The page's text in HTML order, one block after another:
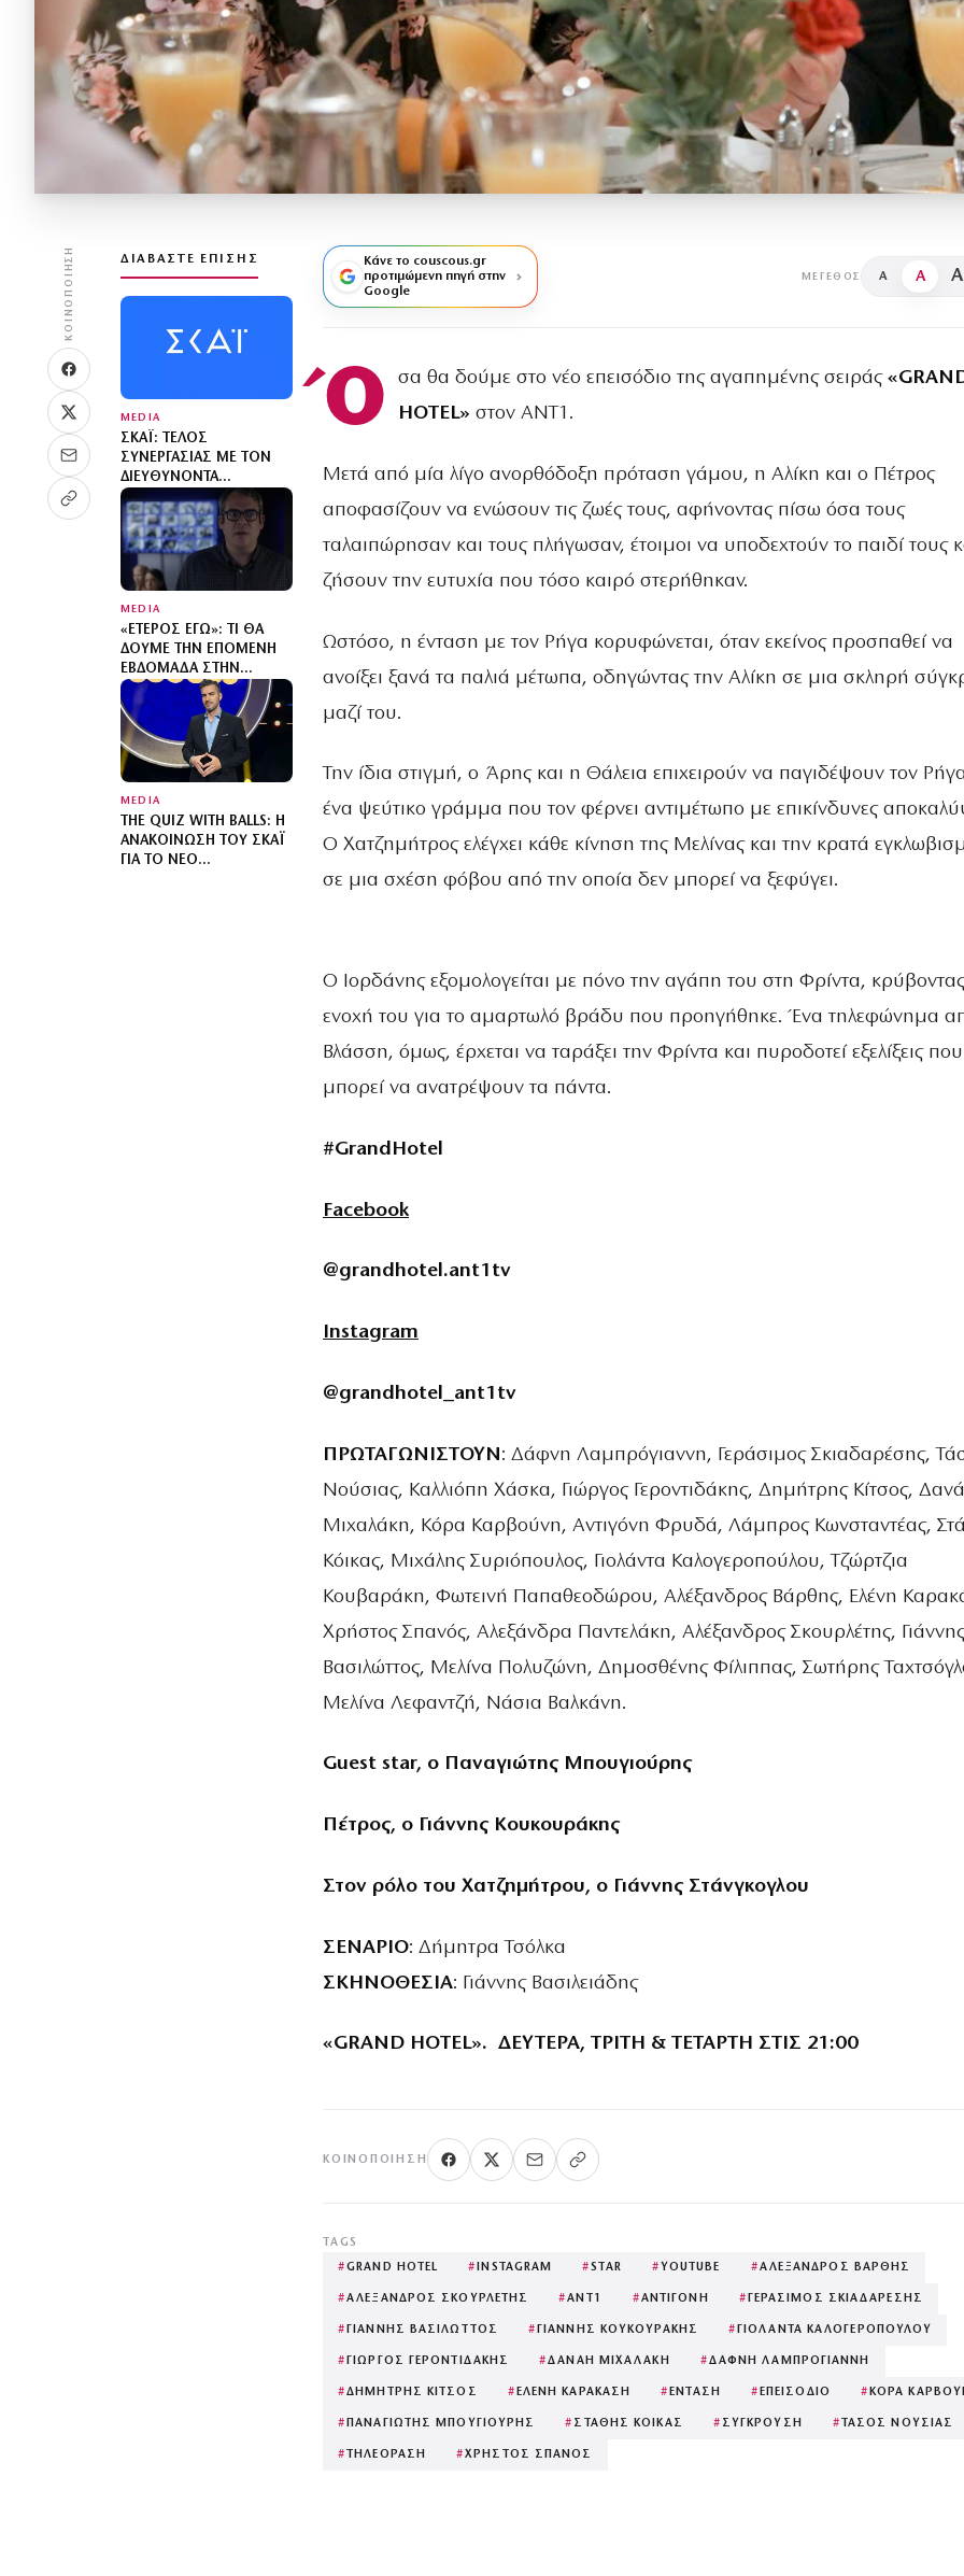
ΚΟΙΝΟΠΟΊΗΣΗ ΔΙΑΒΆΣΤΕ ΕΠΊΣΗΣ
MEDIA
ΣΚΑΪ: ΤΈΛΟΣ
ΣΥΝΕΡΓΑΣΊΑΣ ΜΕ ΤΟΝ
ΔΙΕΥΘΎΝΟΝΤΑ
ΣΎΜΒΟΥΛΟ ΓΡΗΓΌΡΗ
ΔΗΜΗΤΡΙΆΔΗ
MEDIA
«ΈΤΕΡΟΣ ΕΓΏ»: ΤΙ ΘΑ
ΔΟΎΜΕ ΤΗΝ ΕΠΌΜΕΝΗ
ΕΒΔΟΜΆΔΑ ΣΤΗΝ
ΑΣΤΥΝΟΜΙΚΉ ΣΕΙΡΆ
ΜΥΣΤΗΡΊΟΥ
MEDIA
THE QUIZ WITH BALLS: Η
ΑΝΑΚΟΊΝΩΣΗ ΤΟΥ ΣΚΑΪ
ΓΙΑ ΤΟ ΝΈΟ
Κάνε το couscous.gr
προτιμώμενη πηγή στην
Google
ΜΈΓΕΘΟΣ A A A
Ό σα θα δούμε στο νέο επεισόδιο της αγαπημένης σειράς
HOTEL» στον ΑΝΤ1.
Μετά από μία λίγο ανορθόδοξη πρόταση γάμου, η Αλίκη και ο Πέτρος
αποφασίζουν να ενώσουν τις ζωές τους, αφήνοντας πίσω όσα τους
ταλαιπώρησαν και τους πλήγωσαν, έτοιμοι να υποδεχτούν το παιδί τους
ζήσουν την ευτυχία που τόσο καιρό στερήθηκαν.
Ωστόσο, η ένταση με τον Ρήγα κορυφώνεται, όταν εκείνος προσπαθεί να
ανοίξει ξανά τα παλιά μέτωπα, οδηγώντας την Αλίκη σε μια σκληρή
μαζί του.
Την ίδια στιγμή, ο Άρης και η Θάλεια επιχειρούν να παγιδέψουν τον
ένα ψεύτικο γράμμα που τον φέρνει αντιμέτωπο με επικίνδυνες
Ο Χατζημήτρος ελέγχει κάθε κίνηση της Μελίνας και την κρατά
σε μια σχέση φόβου από την οποία δεν μπορεί να ξεφύγει.
Ο Ιορδάνης εξομολογείται με πόνο την αγάπη του στη Φρίντα,
ενοχή του για το αμαρτωλό βράδυ που προηγήθηκε. Ένα τηλεφώνημα
Βλάσση, όμως, έρχεται να ταράξει την Φρίντα και πυροδοτεί εξελίξεις που
μπορεί να ανατρέψουν τα πάντα.
#GrandHotel
Facebook
@grandhotel.ant1tv
Instagram
@grandhotel_ant1tv
ΠΡΩΤΑΓΩΝΙΣΤΟΥΝ : Δάφνη Λαμπρόγιαννη, Γεράσιμος Σκιαδαρέσης,
Νούσιας, Καλλιόπη Χάσκα, Γιώργος Γεροντιδάκης, Δημήτρης Κίτσος,
Μιχαλάκη, Κόρα Καρβούνη, Αντιγόνη Φρυδά, Λάμπρος Κωνσταντέας,
Κόικας, Μιχάλης Συριόπουλος, Γιολάντα Καλογεροπούλου, Τζώρτζια
Κουβαράκη, Φωτεινή Παπαθεοδώρου, Αλέξανδρος Βάρθης, Ελένη
Χρήστος Σπανός, Αλεξάνδρα Παντελάκη, Αλέξανδρος Σκουρλέτης, Γιάννης
Βασιλώττος, Μελίνα Πολυζώνη, Δημοσθένης Φίλιππας, Σωτήρης
Μελίνα Λεφαντζή, Νάσια Βαλκάνη.
Guest star, ο Παναγιώτης Μπουγιούρης
Πέτρος, ο Γιάννης Κουκουράκης
Στον ρόλο του Χατζημήτρου, ο Γιάννης Στάνγκογλου
ΣΕΝΑΡΙΟ: Δήμητρα Τσόλκα
ΣΚΗΝΟΘΕΣΙΑ: Γιάννης Βασιλειάδης
«GRAND HOTEL». ΔΕΥΤΕΡΑ, ΤΡΙΤΗ & ΤΕΤΑΡΤΗ ΣΤΙΣ 21:00
ΚΟΙΝΟΠΟΊΗΣΗ
TAGS
#GRAND HOTEL #INSTAGRAM #STAR # YOUTUBE #ΑΛΕΞΑΝΔΡΟΣ ΒΑΡΘΗΣ
#ΑΛΕΞΑΝΔΡΟΣ ΣΚΟΥΡΛΕΤΗΣ #ΑΝΤ1 #ΑΝΤΙΓΟΝΗ #ΓΕΡΑΣΙΜΟΣ ΣΚΙΑΔΑΡΕΣΗΣ
#ΓΙΑΝΝΗΣ ΒΑΣΙΛΩΤΤΟΣ #ΓΙΑΝΝΗΣ ΚΟΥΚΟΥΡΑΚΗΣ #ΓΙΟΛΑΝΤΑ ΚΑΛΟΓΕΡΟΠΟΥΛΟΥ
#ΓΙΩΡΓΟΣ ΓΕΡΟΝΤΙΔΑΚΗΣ #ΔΑΝΑΗ ΜΙΧΑΛΑΚΗ #ΔΑΦΝΗ ΛΑΜΠΡΟΓΙΑΝΝΗ
#ΔΗΜΗΤΡΗΣ ΚΙΤΣΟΣ #ΕΛΕΝΗ ΚΑΡΑΚΑΣΗ #ΕΝΤΑΣΗ #ΕΠΕΙΣΟΔΙΟ #ΚΟΡΑ
#ΠΑΝΑΓΙΩΤΗΣ ΜΠΟΥΓΙΟΥΡΗΣ # ΣΤΑΘΗΣ ΚΟΙΚΑΣ # ΣΥΓΚΡΟΥΣΗ # ΤΑΣΟΣ ΝΟΥΣΙΑΣ
# ΤΗΛΕΟΡΑΣΗ #ΧΡΗΣΤΟΣ ΣΠΑΝΟΣ